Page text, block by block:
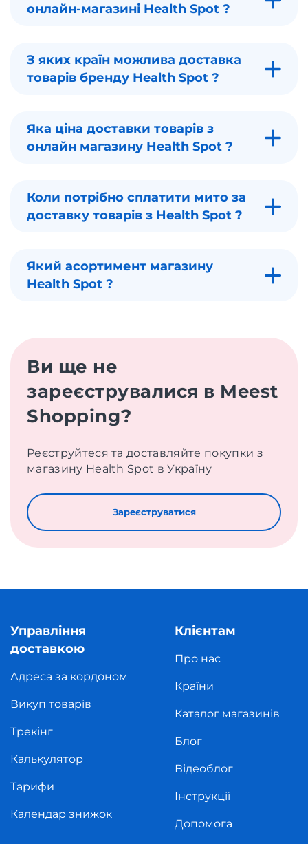
онлайн-магазині Health Spot ?
З яких країн можлива доставка
товарів бренду Health Spot ?
Яка ціна доставки товарів з
онлайн магазину Health Spot ?
Коли потрібно сплатити мито за
доставку товарів з Health Spot ?
Який асортимент магазину
Health Spot ?
Ви ще не
зареєструвалися в Meest
Shopping?
Реєструйтеся та доставляйте покупки з
магазину Health Spot в Україну
Зареєструватися
Управління
доставкою
Адреса за кордоном
Викуп товарів
Трекінг
Калькулятор
Тарифи
Календар знижок
Клієнтам
Про нас
Країни
Каталог магазинів
Блог
Відеоблог
Інструкції
Допомога